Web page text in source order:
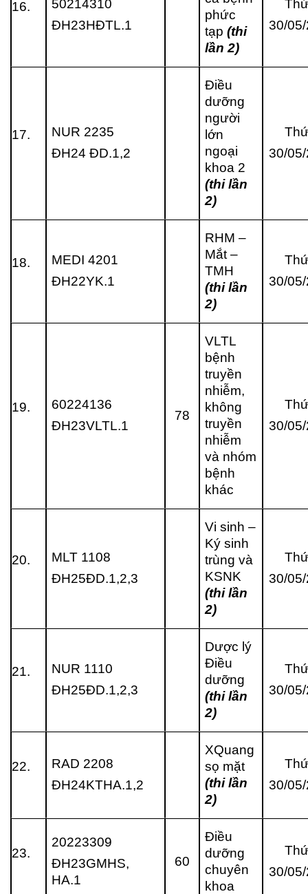
16.
50214310
ĐH23HĐTL.1
phức
tạp(thi
lần 2)
30/
17.
NUR 2235
ĐH24 ĐD.1,2
Điều
dưỡng
người
lớn
ngoại
khoa 2
(thi lần
2)
30/
18.
MEDI 4201
ĐH22YK.1
RHM –
Mắt –
TMH
(thi lần
2)
30/
19.
60224136
ĐH23VLTL.1
78
VLTL
bệnh
truyền
nhiễm,
không
truyền
nhiễm
và nhóm
bệnh
khác
30/
20.
MLT 1108
ĐH25ĐD.1,2,3
Vi sinh –
Ký sinh
trùng và
KSNK
(thi lần
2)
30/
21.
NUR 1110
ĐH25ĐD.1,2,3
Dược lý
Điều
dưỡng
(thi lần
2)
30/
22.
RAD 2208
ĐH24KTHA.1,2
XQuang
sọ mặt
(thi lần
2)
30/
23.
20223309
ĐH23GMHS,
HA.1
60
Điều
dưỡng
chuyên
khoa
30/